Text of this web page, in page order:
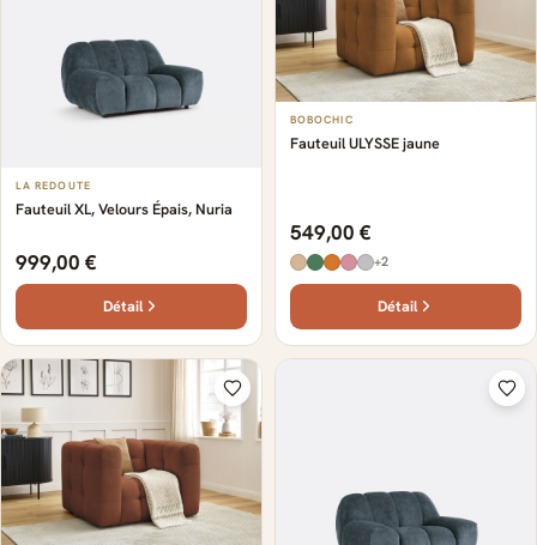
LA REDOUTE
Fauteuil XL, Velours Épais, Nuria
999,00 €
Détail
BOBOCHIC
Fauteuil ULYSSE jaune
549,00 €
+2
Détail